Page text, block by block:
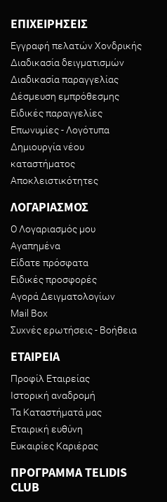
ΕΠΙΧΕΙΡΗΣΕΙΣ
Εγγραφή πελατών Χονδρικής
Διαδικασία δειγματισμών
Διαδικασία παραγγελίας
Δέσμευση εμπρόθεσμης
Ειδικές παραγγελίες
Επωνυμίες - Λογότυπα
Δημιουργία νέου
καταστήματος
Αποκλειστικότητες
ΛΟΓΑΡΙΑΣΜΟΣ
Ο Λογαριασμός μου
Αγαπημένα
Είδατε πρόσφατα
Ειδικές προσφορές
Αγορά Δειγματολογίων
Mail Box
Συχνές ερωτήσεις - Βοήθεια
ΕΤΑΙΡΕΙΑ
Προφίλ Εταιρείας
Ιστορική αναδρομή
Τα Καταστήματά μας
Εταιρική ευθύνη
Ευκαιρίες Καριέρας
ΠΡΟΓΡΑΜΜΑ TELIDIS
CLUB